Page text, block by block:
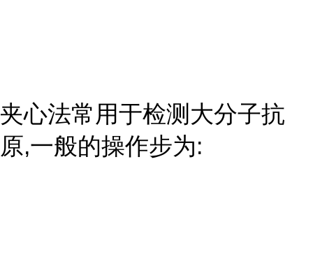
夹心法常用于检测大分子抗
原,一般的操作步为: